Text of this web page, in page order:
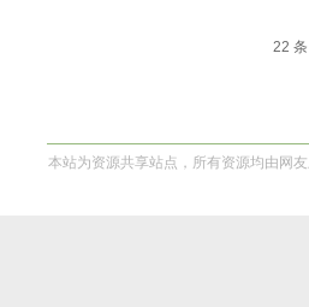
22
本站为资源共享站点，所有资源均由网